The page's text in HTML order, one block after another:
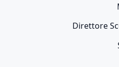
Direttore